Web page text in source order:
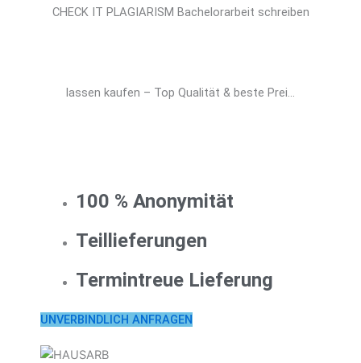
CHECK IT PLAGIARISM Bachelorarbeit schreiben
lassen kaufen – Top Qualität & beste Prei...
100 % Anonymität
Teillieferungen
Termintreue Lieferung
UNVERBINDLICH ANFRAGEN